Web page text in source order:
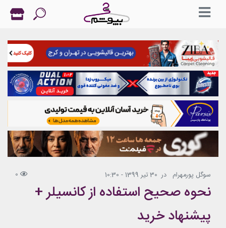
سوگل پورمهرام در 30 تیر 1399 - 10:30 0
نحوه صحیح استفاده از کانسیلر +
پیشنهاد خرید